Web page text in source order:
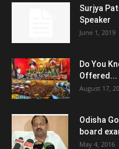
Surjya
Speaker
June 1, 2019
Do You
Offered...
August 17,
Odisha
board
May 4, 2016